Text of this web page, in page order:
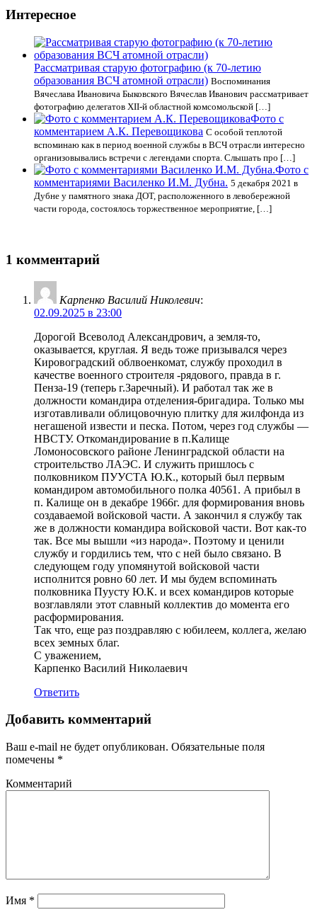
Интересное
Рассматривая старую фотографию (к 70-летию
образования ВСЧ атомной отрасли) Воспоминания
Вячеслава Ивановича Быковского Вячеслав Иванович рассматривает
фотографию делегатов XII-й областной комсомольской […]
Фото с
комментарием А.К. Перевощикова С особой теплотой
вспоминаю как в период военной службы в ВСЧ отрасли интересно
организовывались встречи с легендами спорта. Слышать про […]
Фото с
комментариями Василенко И.М. Дубна. 5 декабря 2021 в
Дубне у памятного знака ДОТ, расположенного в левобережной
части города, состоялось торжественное мероприятие, […]
1 комментарий
Карпенко Василий Николевич:
02.09.2025 в 23:00
Дорогой Всеволод Александрович, а земля-то,
оказывается, круглая. Я ведь тоже призывался через
Кировоградский облвоенкомат, службу проходил в
качестве военного строителя -рядового, правда в г.
Пенза-19 (теперь г.Заречный). И работал так же в
должности командира отделения-бригадира. Только мы
изготавливали облицовочную плитку для жилфонда из
негашеной извести и песка. Потом, через год службы —
НВСТУ. Откомандирование в п.Калище
Ломоносовского районе Ленинградской области на
строительство ЛАЭС. И служить пришлось с
полковником ПУУСТА Ю.К., который был первым
командиром автомобильного полка 40561. А прибыл в
п. Калище он в декабре 1966г. для формирования вновь
создаваемой войсковой части. А закончил я службу так
же в должности командира войсковой части. Вот как-то
так. Все мы вышли «из народа». Поэтому и ценили
службу и гордились тем, что с ней было связано. В
следующем году упомянутой войсковой части
исполнится ровно 60 лет. И мы будем вспоминать
полковника Пуусту Ю.К. и всех командиров которые
возглавляли этот славный коллектив до момента его
расформирования.
Так что, еще раз поздравляю с юбилеем, коллега, желаю
всех земных благ.
С уважением,
Карпенко Василий Николаевич
Ответить
Добавить комментарий
Ваш e-mail не будет опубликован. Обязательные поля
помечены *
Комментарий
Имя *